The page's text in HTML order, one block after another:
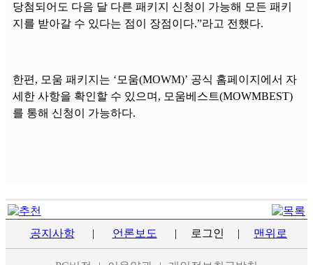
당첨되어도 다음 달 다른 패키지 신청이 가능해 모든 패키
지를 받아갈 수 있다는 점이 장점이다.”라고 전했다.
한편, 모움 패키지는 ‘모움(MOWM)’ 공식 홈페이지에서 자
세한 사항을 확인할 수 있으며, 모움베스트(MOWMBEST)
를 통해 신청이 가능하다.
공지사항 | 언론보도 | 로그인 | 맨위로